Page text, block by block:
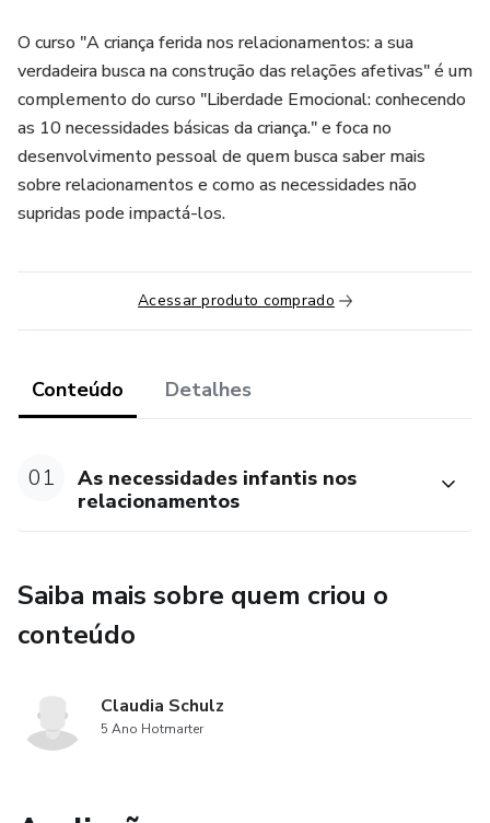
O curso "A criança ferida nos relacionamentos: a sua
verdadeira busca na construção das relações afetivas" é um
complemento do curso "Liberdade Emocional: conhecendo
as 10 necessidades básicas da criança." e foca no
desenvolvimento pessoal de quem busca saber mais
sobre relacionamentos e como as necessidades não
supridas pode impactá-los.
Acessar produto comprado
Conteúdo Detalhes
01
As necessidades infantis nos
relacionamentos
Saiba mais sobre quem criou o
conteúdo
Claudia Schulz
5 Ano Hotmarter